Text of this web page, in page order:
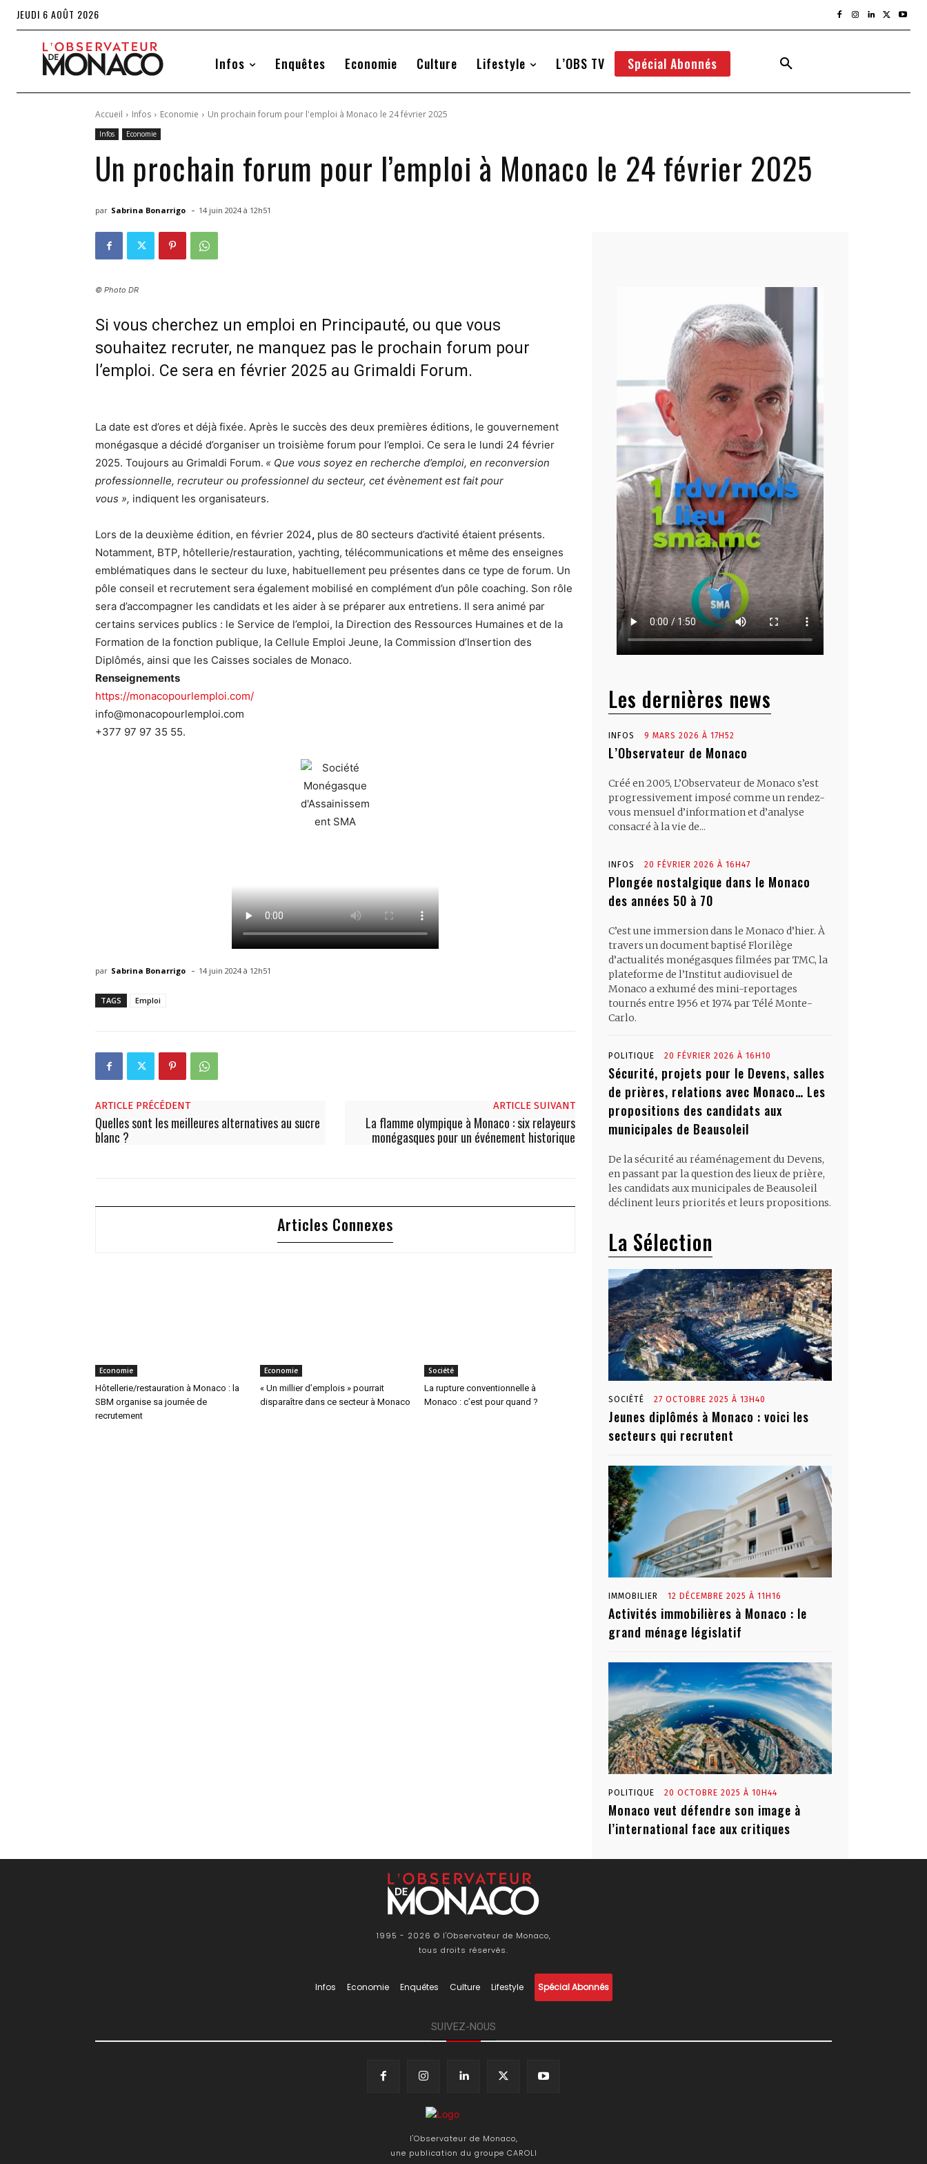
JEUDI 6 AOÛT 2026
Infos Enquêtes Economie Culture Lifestyle L’OBS TV Spécial Abonnés
Accueil Infos Economie Un prochain forum pour l'emploi à Monaco le 24 février 2025
Infos Economie
Un prochain forum pour l’emploi à Monaco le 24 février 2025
par Sabrina Bonarrigo - 14 juin 2024 à 12h51
© Photo DR
Si vous cherchez un emploi en Principauté, ou que vous
souhaitez recruter, ne manquez pas le prochain forum pour
l’emploi. Ce sera en février 2025 au Grimaldi Forum.
La date est d’ores et déjà fixée. Après le succès des deux premières éditions, le gouvernement
monégasque a décidé d’organiser un troisième forum pour l’emploi. Ce sera le lundi 24 février
2025. Toujours au Grimaldi Forum. « Que vous soyez en recherche d’emploi, en reconversion
professionnelle, recruteur ou professionnel du secteur, cet évènement est fait pour
vous », indiquent les organisateurs.
Lors de la deuxième édition, en février 2024, plus de 80 secteurs d’activité étaient présents.
Notamment, BTP, hôtellerie/restauration, yachting, télécommunications et même des enseignes
emblématiques dans le secteur du luxe, habituellement peu présentes dans ce type de forum. Un
pôle conseil et recrutement sera également mobilisé en complément d’un pôle coaching. Son rôle
sera d’accompagner les candidats et les aider à se préparer aux entretiens. Il sera animé par
certains services publics : le Service de l’emploi, la Direction des Ressources Humaines et de la
Formation de la fonction publique, la Cellule Emploi Jeune, la Commission d’Insertion des
Diplômés, ainsi que les Caisses sociales de Monaco.
Renseignements
https://monacopourlemploi.com/
info@monacopourlemploi.com
+377 97 97 35 55.
par Sabrina Bonarrigo - 14 juin 2024 à 12h51
TAGS Emploi
ARTICLE PRÉCÉDENT
Quelles sont les meilleures alternatives au sucre
blanc ?
ARTICLE SUIVANT
La flamme olympique à Monaco : six relayeurs
monégasques pour un événement historique
Articles Connexes
Economie
Hôtellerie/restauration à Monaco : la
SBM organise sa journée de
recrutement
Economie
« Un millier d’emplois » pourrait
disparaître dans ce secteur à Monaco
Société
La rupture conventionnelle à
Monaco : c’est pour quand ?
Les dernières news
INFOS 9 MARS 2026 À 17H52
L’Observateur de Monaco
Créé en 2005, L’Observateur de Monaco s’est
progressivement imposé comme un rendez-
vous mensuel d’information et d’analyse
consacré à la vie de...
INFOS 20 FÉVRIER 2026 À 16H47
Plongée nostalgique dans le Monaco
des années 50 à 70
C’est une immersion dans le Monaco d’hier. À
travers un document baptisé Florilège
d’actualités monégasques filmées par TMC, la
plateforme de l’Institut audiovisuel de
Monaco a exhumé des mini-reportages
tournés entre 1956 et 1974 par Télé Monte-
Carlo.
POLITIQUE 20 FÉVRIER 2026 À 16H10
Sécurité, projets pour le Devens, salles
de prières, relations avec Monaco… Les
propositions des candidats aux
municipales de Beausoleil
De la sécurité au réaménagement du Devens,
en passant par la question des lieux de prière,
les candidats aux municipales de Beausoleil
déclinent leurs priorités et leurs propositions.
La Sélection
SOCIÉTÉ 27 OCTOBRE 2025 À 13H40
Jeunes diplômés à Monaco : voici les
secteurs qui recrutent
IMMOBILIER 12 DÉCEMBRE 2025 À 11H16
Activités immobilières à Monaco : le
grand ménage législatif
POLITIQUE 20 OCTOBRE 2025 À 10H44
Monaco veut défendre son image à
l’international face aux critiques
1995 - 2026 © l'Observateur de Monaco,
tous droits réservés.
Infos Economie Enquêtes Culture Lifestyle Spécial Abonnés
SUIVEZ-NOUS
l'Observateur de Monaco,
une publication du groupe CAROLI